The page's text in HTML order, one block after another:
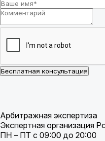
Бесплатная консультация
Арбитражная экспертиза
Экспертная организация
ПН – ПТ с 09:00 до 20:00